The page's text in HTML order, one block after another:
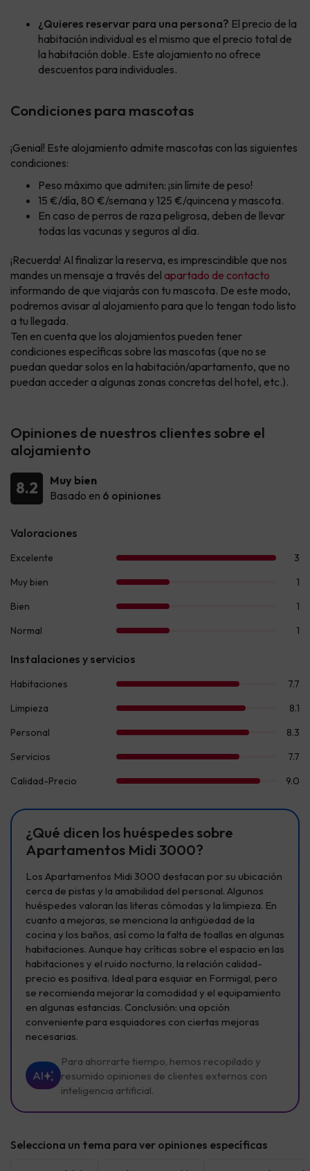
¿Quieres reservar para una persona? El precio de la
habitación individual es el mismo que el precio total de
la habitación doble. Este alojamiento no ofrece
descuentos para individuales.
Condiciones para mascotas
¡Genial! Este alojamiento admite mascotas con las siguientes
condiciones:
Peso máximo que admiten: ¡sin límite de peso!
15 €/día, 80 €/semana y 125 €/quincena y mascota.
En caso de perros de raza peligrosa, deben de llevar
todas las vacunas y seguros al día.
¡Recuerda! Al finalizar la reserva, es imprescindible que nos
mandes un mensaje a través del apartado de contacto
informando de que viajarás con tu mascota. De este modo,
podremos avisar al alojamiento para que lo tengan todo listo
a tu llegada.
Ten en cuenta que los alojamientos pueden tener
condiciones específicas sobre las mascotas (que no se
puedan quedar solos en la habitación/apartamento, que no
puedan acceder a algunas zonas concretas del hotel, etc.).
Opiniones de nuestros clientes sobre el
alojamiento
8.2
Muy bien
Basado en 6 opiniones
¿Qué dicen los huéspedes sobre
Apartamentos Midi 3000?
Los Apartamentos Midi 3000 destacan por su ubicación
cerca de pistas y la amabilidad del personal. Algunos
huéspedes valoran las literas cómodas y la limpieza. En
cuanto a mejoras, se menciona la antigüedad de la
cocina y los baños, así como la falta de toallas en algunas
habitaciones. Aunque hay críticas sobre el espacio en las
habitaciones y el ruido nocturno, la relación calidad-
precio es positiva. Ideal para esquiar en Formigal, pero
se recomienda mejorar la comodidad y el equipamiento
en algunas estancias. Conclusión: una opción
conveniente para esquiadores con ciertas mejoras
necesarias.
AI
Para ahorrarte tiempo, hemos recopilado y
resumido opiniones de clientes externos con
inteligencia artificial.
Selecciona un tema para ver opiniones específicas